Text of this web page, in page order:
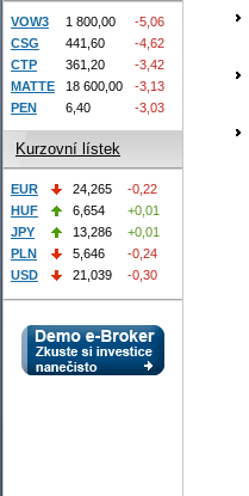
VOW3 1 800,00
-5,06
CSG
441,60
-4,62
CTP
361,20
-3,42
MATTE
18 600,00
-3,13
PEN
6,40 -3,03
Kurzovní lístek
EUR 24,265
-0,22
HUF
6,654
+0,01
JPY
13,286
+0,01
PLN
5,646
-0,24
USD
21,039 -0,30